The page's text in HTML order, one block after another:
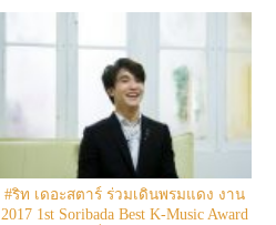
#ริท เดอะสตาร์ ร่วมเดินพรมแดง งาน
2017 1st Soribada Best K-Music Award